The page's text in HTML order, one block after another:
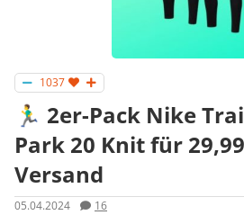
1037
🏃‍♂️ 2er-Pack Nike
Park 20 Knit für
Versand
05.04.2024 16